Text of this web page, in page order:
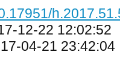
12-22 12:02:52
04-21 23:42:04